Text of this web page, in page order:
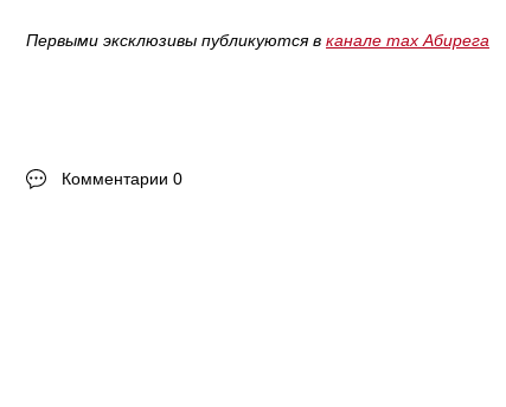
Первыми эксклюзивы публикуются в канале max Абирега
Комментарии 0